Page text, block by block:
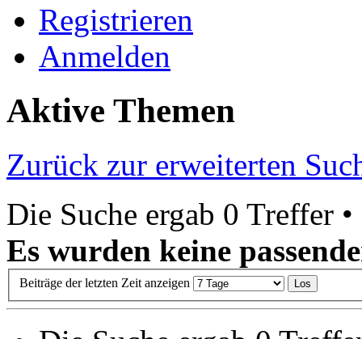
Registrieren
Anmelden
Aktive Themen
Zurück zur erweiterten
Die Suche ergab 0 Treffer
Es wurden keine
Beiträge der letzten Zeit anzeigen